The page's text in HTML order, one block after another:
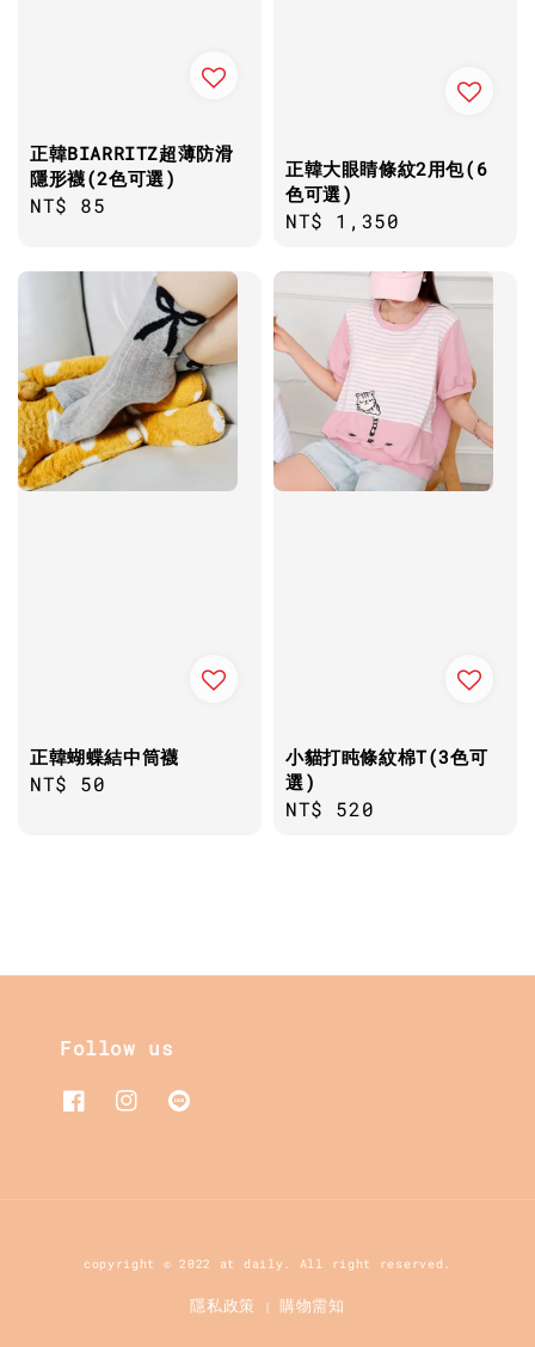
正韓BIARRITZ超薄防滑
隱形襪(2色可選)
Regular
NT$ 85
正韓大眼睛條紋2用包(6
色可選)
Regular
NT$ 1,350
正韓蝴蝶結中筒襪
Regular
NT$ 50
小貓打盹條紋棉T(3色可
選)
Regular
NT$ 520
Follow us
copyright © 2022 at daily. All right reserved.
隱私政策 |購物需知